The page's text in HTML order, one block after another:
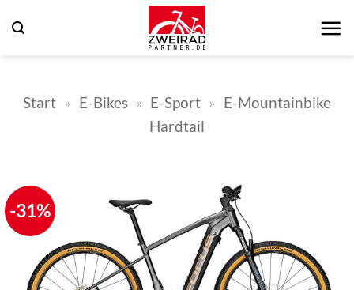
Inhalt
Start » E-Bikes » E-Sport » E-Mountainbike
Hardtail
-31%